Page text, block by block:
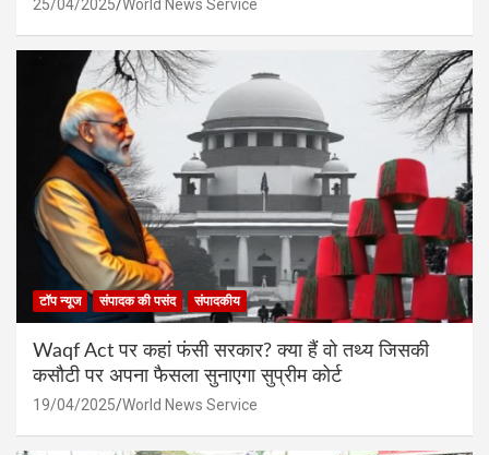
25/04/2025 World News Service
टॉप न्यूज संपादक की पसंद संपादकीय
Waqf Act पर कहां फंसी सरकार? क्या हैं वो तथ्य जिसकी
कसौटी पर अपना फैसला सुनाएगा सुप्रीम कोर्ट
19/04/2025 World News Service